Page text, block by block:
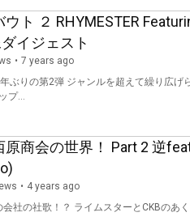
ウト ２ RHYMESTER
イジェスト
7 years ago
の第2弾 ジャンルを超えて繰り広げられる名勝
プ...
原商会の世界！ Part 2 逆
4 years ago
社の社歌！？ ライムスターとCKBのあ